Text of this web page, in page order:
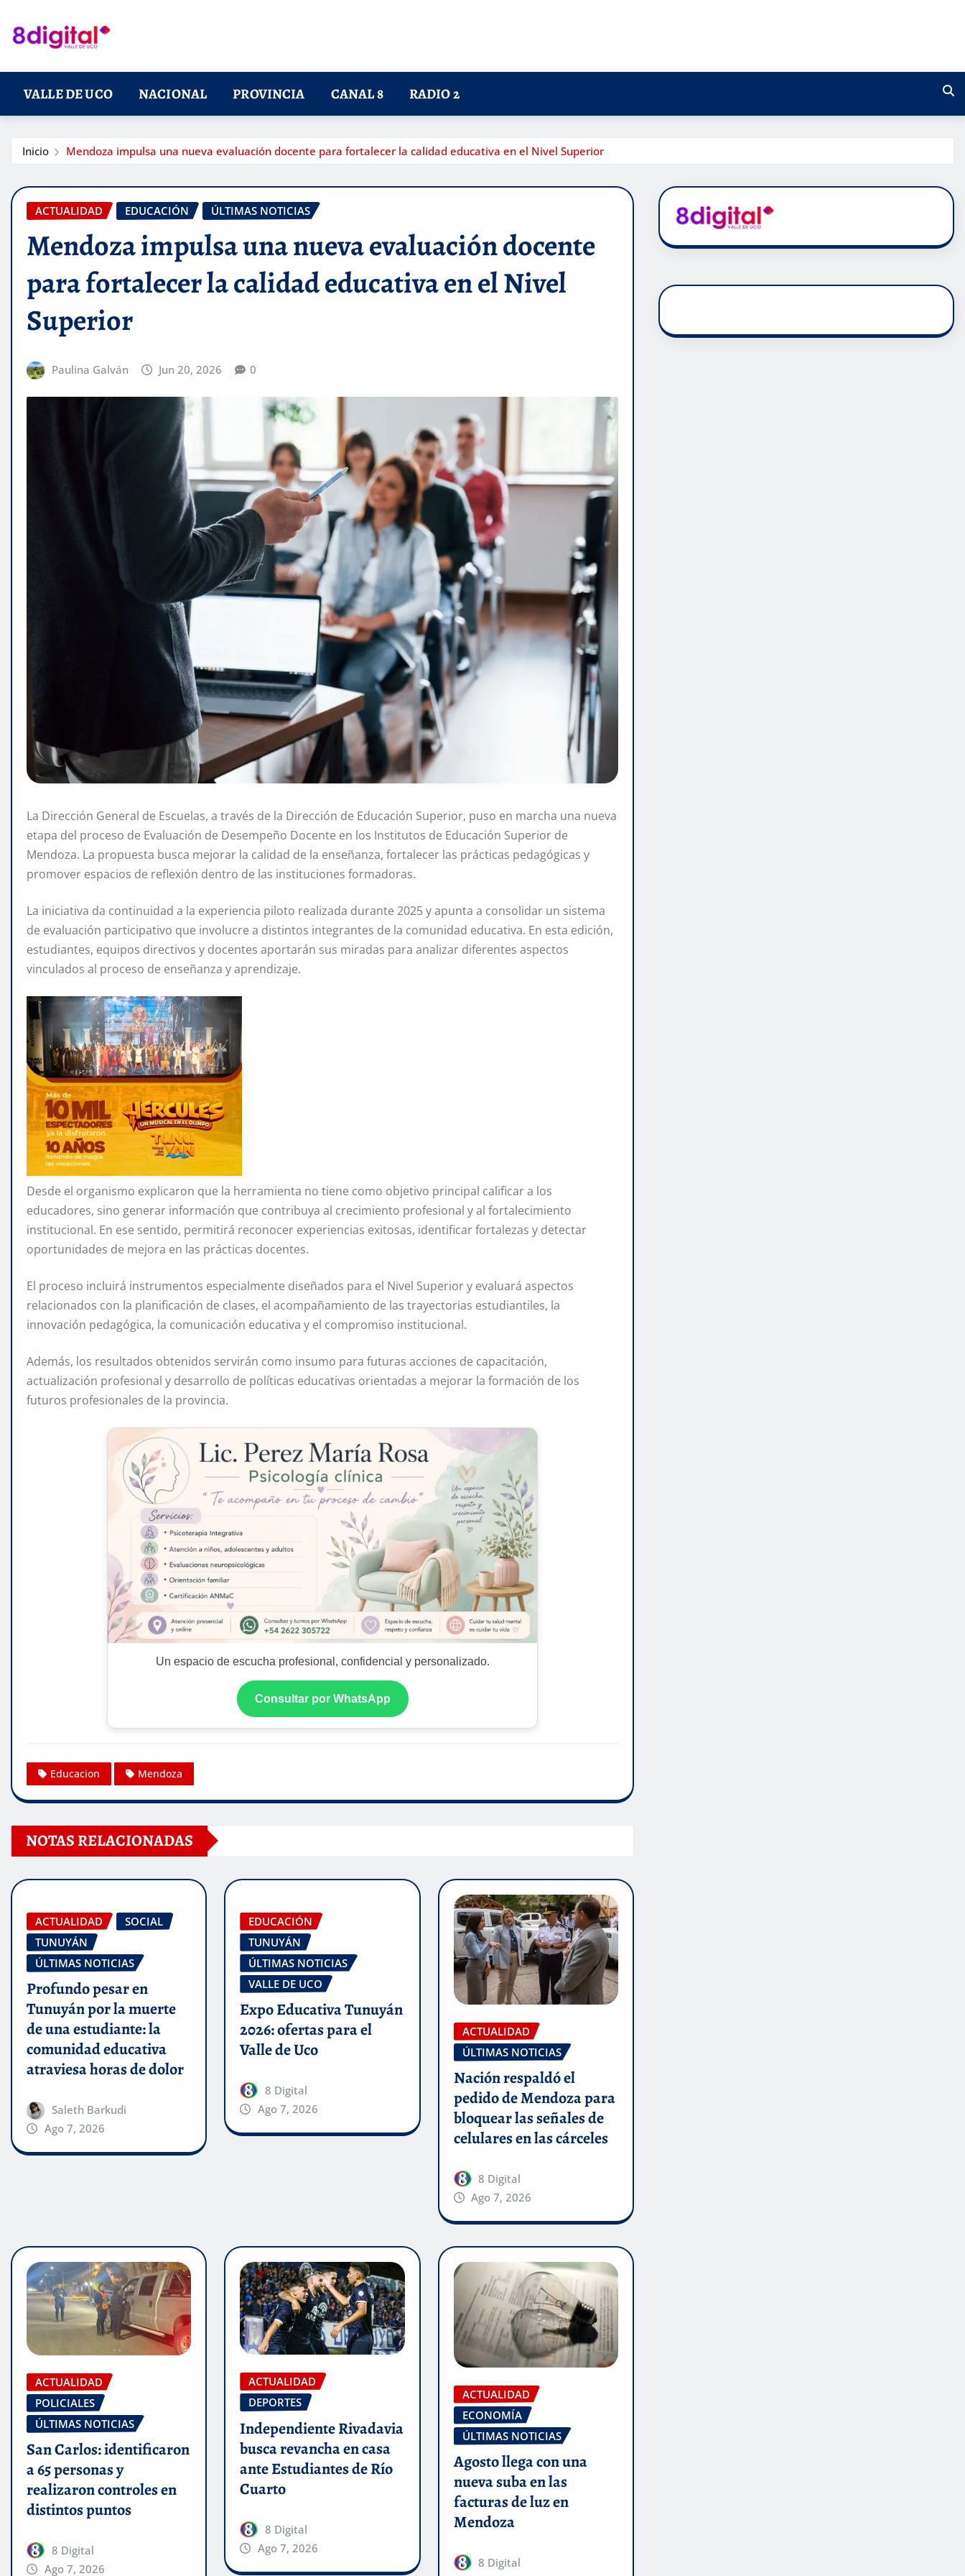
contenido
VALLE DE UCO NACIONAL PROVINCIA CANAL 8 RADIO 2
Inicio Mendoza impulsa una nueva evaluación docente para fortalecer la calidad educativa en el Nivel Superior
ACTUALIDAD EDUCACIÓN ÚLTIMAS NOTICIAS
Mendoza impulsa una nueva evaluación docente
para fortalecer la calidad educativa en el Nivel
Superior
Paulina Galván Jun 20, 2026 0
La Dirección General de Escuelas, a través de la Dirección de Educación Superior, puso en marcha una nueva
etapa del proceso de Evaluación de Desempeño Docente en los Institutos de Educación Superior de
Mendoza. La propuesta busca mejorar la calidad de la enseñanza, fortalecer las prácticas pedagógicas y
promover espacios de reflexión dentro de las instituciones formadoras.
La iniciativa da continuidad a la experiencia piloto realizada durante 2025 y apunta a consolidar un sistema
de evaluación participativo que involucre a distintos integrantes de la comunidad educativa. En esta edición,
estudiantes, equipos directivos y docentes aportarán sus miradas para analizar diferentes aspectos
vinculados al proceso de enseñanza y aprendizaje.
Desde el organismo explicaron que la herramienta no tiene como objetivo principal calificar a los
educadores, sino generar información que contribuya al crecimiento profesional y al fortalecimiento
institucional. En ese sentido, permitirá reconocer experiencias exitosas, identificar fortalezas y detectar
oportunidades de mejora en las prácticas docentes.
El proceso incluirá instrumentos especialmente diseñados para el Nivel Superior y evaluará aspectos
relacionados con la planificación de clases, el acompañamiento de las trayectorias estudiantiles, la
innovación pedagógica, la comunicación educativa y el compromiso institucional.
Además, los resultados obtenidos servirán como insumo para futuras acciones de capacitación,
actualización profesional y desarrollo de políticas educativas orientadas a mejorar la formación de los
futuros profesionales de la provincia.
Un espacio de escucha profesional, confidencial y personalizado.
Consultar por WhatsApp
Educacion Mendoza
NOTAS RELACIONADAS
ACTUALIDAD
SOCIAL
TUNUYÁN
ÚLTIMAS NOTICIAS
Profundo pesar en
Tunuyán por la muerte
de una estudiante: la
comunidad educativa
atraviesa horas de dolor
Saleth Barkudi
Ago 7, 2026
EDUCACIÓN
TUNUYÁN
ÚLTIMAS NOTICIAS
VALLE DE UCO
Expo Educativa Tunuyán
2026: ofertas para el
Valle de Uco
8 Digital
Ago 7, 2026
ACTUALIDAD
ÚLTIMAS NOTICIAS
Nación respaldó el
pedido de Mendoza para
bloquear las señales de
celulares en las cárceles
8 Digital
Ago 7, 2026
ACTUALIDAD
POLICIALES
ÚLTIMAS NOTICIAS
San Carlos: identificaron
a 65 personas y
realizaron controles en
distintos puntos
8 Digital
Ago 7, 2026
ACTUALIDAD
DEPORTES
Independiente Rivadavia
busca revancha en casa
ante Estudiantes de Río
Cuarto
8 Digital
Ago 7, 2026
ACTUALIDAD
ECONOMÍA
ÚLTIMAS NOTICIAS
Agosto llega con una
nueva suba en las
facturas de luz en
Mendoza
8 Digital